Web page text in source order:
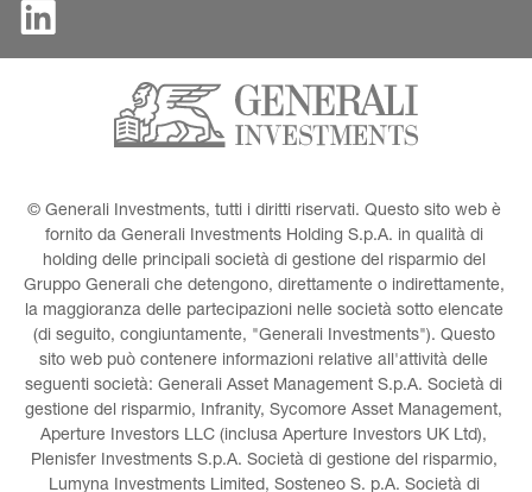
© Generali Investments, tutti i diritti riservati. Questo sito web è
fornito da Generali Investments Holding S.p.A. in qualità di
holding delle principali società di gestione del risparmio del
Gruppo Generali che detengono, direttamente o indirettamente,
la maggioranza delle partecipazioni nelle società sotto elencate
(di seguito, congiuntamente, "Generali Investments"). Questo
sito web può contenere informazioni relative all'attività delle
seguenti società: Generali Asset Management S.p.A. Società di
gestione del risparmio, Infranity, Sycomore Asset Management,
Aperture Investors LLC (inclusa Aperture Investors UK Ltd),
Plenisfer Investments S.p.A. Società di gestione del risparmio,
Lumyna Investments Limited, Sosteneo S. p.A. Società di